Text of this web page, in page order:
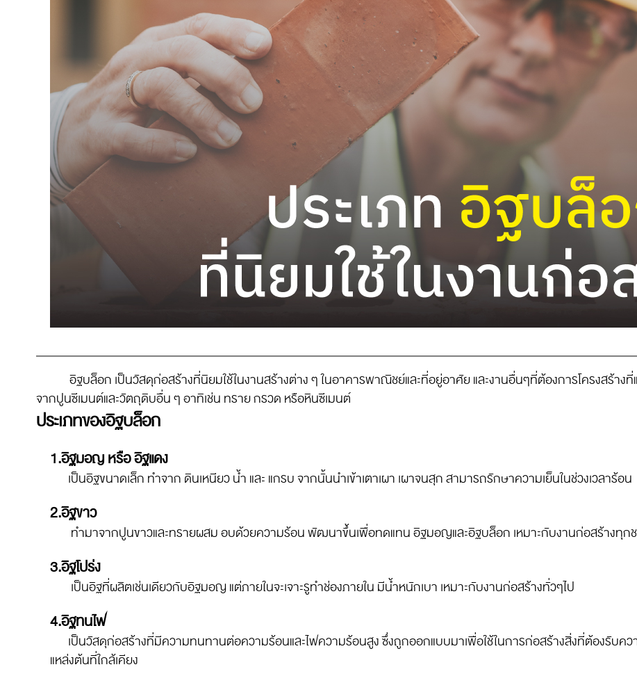
อิฐบล็อก เป็นวัสดุก่อสร้างที่นิยมใช้ในงานสร้างต่าง ๆ ในอาคารพาณิชย์และที่อยู่อาศัย และงานอื่นๆที่ต้องการโครงสร้าง
จากปูนซีเมนต์และวัตถุดิบอื่น ๆ อาทิเช่น ทราย กรวด หรือหินซีเมนต์
ประเภทของอิฐบล็อก
1.อิฐมอญ หรือ อิฐแดง
เป็นอิฐขนาดเล็ก ทำจาก ดินเหนียว น้ำ และ แกรบ จากนั้นนำเข้าเตาเผา เผาจนสุก สามารถรักษาความเย็นในช่วงเวลาร้อน
2.อิฐขาว
ทำมาจากปูนขาวและทรายผสม อบด้วยความร้อน พัฒนาขึ้นเพื่อทดแทน อิฐมอญและอิฐบล็อก เหมาะกับงานก่อสร้างทุกช
3.อิฐโปร่ง
เป็นอิฐที่ผลิตเช่นเดียวกับอิฐมอญ แต่ภายในจะเจาะรูทำช่องภายใน มีน้ำหนักเบา เหมาะกับงานก่อสร้างทั่วๆไป
4.อิฐทนไฟ
เป็นวัสดุก่อสร้างที่มีความทนทานต่อความร้อนและไฟความร้อนสูง ซึ่งถูกออกแบบมาเพื่อใช้ในการก่อสร้างสิ่งที่ต้องรับค
แหล่งต้นที่ใกล้เคียง